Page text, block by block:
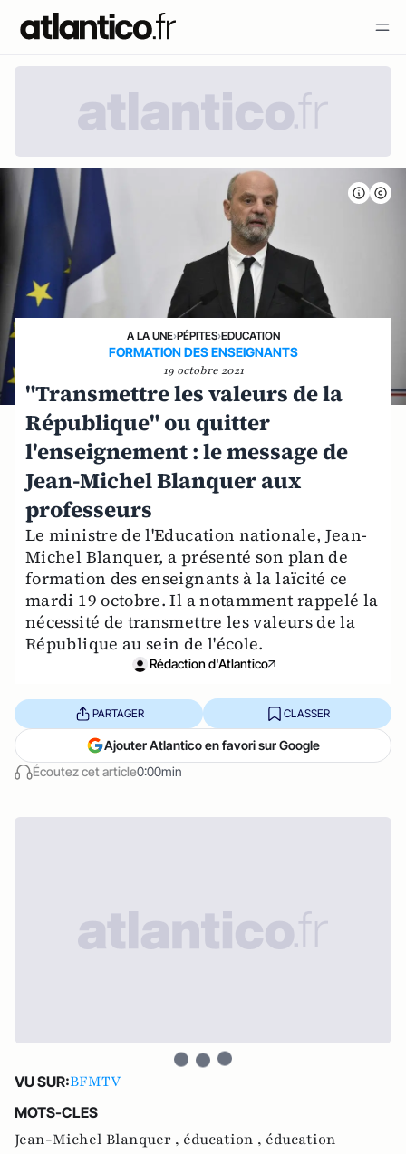
A LA UNE›PÉPITES›EDUCATION
FORMATION DES ENSEIGNANTS
19 octobre 2021
"Transmettre les valeurs de la
République" ou quitter
l'enseignement : le message de
Jean-Michel Blanquer aux
professeurs
Le ministre de l'Education nationale, Jean-
Michel Blanquer, a présenté son plan de
formation des enseignants à la laïcité ce
mardi 19 octobre. Il a notamment rappelé la
nécessité de transmettre les valeurs de la
République au sein de l'école.
Rédaction d'Atlantico
Écoutez cet article0:00min
PARTAGER CLASSER
Ajouter Atlantico en favori sur Google
VU SUR:BFMTV
MOTS-CLES
Jean-Michel Blanquer , éducation , éducation